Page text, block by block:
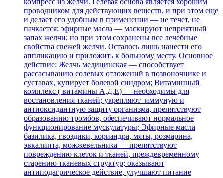
проводником для действующих веществ, и при этом еще
и делает его удобным в применении — не течет, не
пачкается; эфирные масла — маскируют неприятный
запах желчи; но при этом сохранены все лечебные
свойства свежей желчи. Осталось лишь нанести его
аппликацию и приложить к больному месту. Основное
действие: Желчь медицинская — способствует
рассасыванию солевых отлoжений в позвоночнике и
суставах, купирует болевой синдром; Витаминный
комплекс ( витамины А,Д,Е) — необходимы для
востановления тканей; укрепляют иммуную и
антиоксидантную защиту организма, препятствуют
образованию тромбов, обеспечивают нормальное
функционирование мускулатуры; Эфирные масла
базилика, гвоздики, кориандра, мяты, розмарина,
эвкалипта, можжевельника — препятствуют
повреждению клеток и тканей, преждевременному
старению тканевых структур; оказывают
антиподагрическое действие, улучшают питание